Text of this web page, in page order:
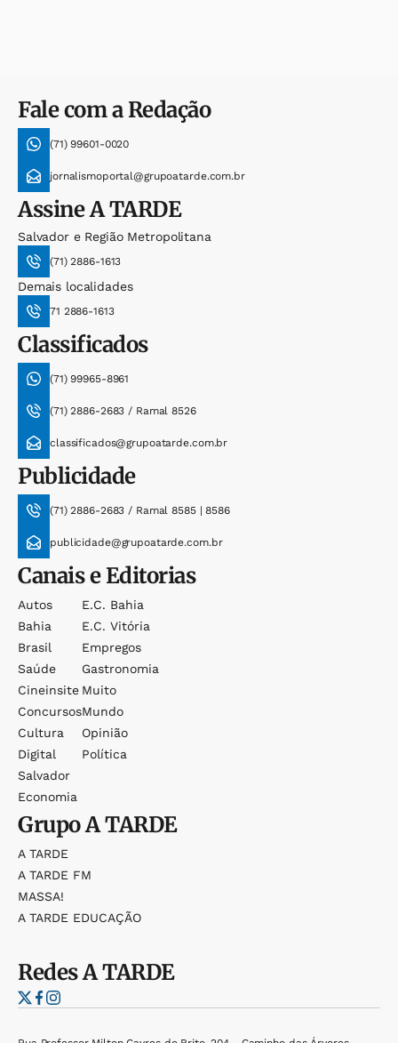
Fale com a Redação
(71) 99601-0020
jornalismoportal@grupoatarde.com.br
AssineA TARDE
Salvador e Região Metropolitana
(71) 2886-1613
Demais localidades
71 2886-1613
Classificados
(71) 99965-8961
(71) 2886-2683 / Ramal 8526
classificados@grupoatarde.com.br
Publicidade
(71) 2886-2683 / Ramal 8585 | 8586
publicidade@grupoatarde.com.br
Canais e Editorias
Autos
Bahia
Brasil
Saúde
Cineinsite
Concursos
Cultura
Digital
Salvador
Economia
E.c. Bahia
E.c. Vitória
Empregos
Gastronomia
Muito
Mundo
Opinião
Política
GrupoA TARDE
A TARDE
A TARDE FM
MASSA!
A TARDE EDUCAÇÃO
RedesA TARDE